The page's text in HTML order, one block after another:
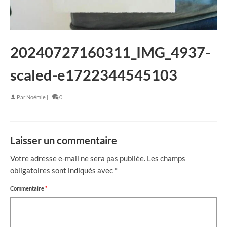
20240727160311_IMG_4937-
scaled-e1722344545103
Par Noémie | 0
Laisser un commentaire
Votre adresse e-mail ne sera pas publiée. Les champs
obligatoires sont indiqués avec *
Commentaire*